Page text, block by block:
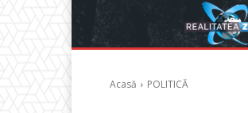
Acasă POLITICĂ